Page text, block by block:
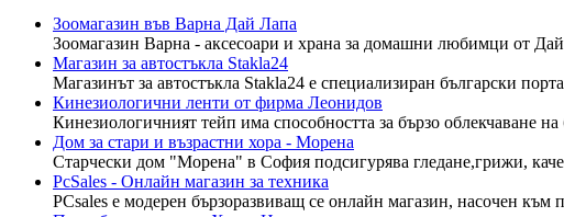
Зоомагазин във Варна Дай Лапа
Зоомагазин Варна - аксесоари и храна за домашни любимци от
Магазин за автостъкла Stakla24
Магазинът за автостъкла Stakla24 е специализиран български
Кинезиологични ленти от фирма Леонидов
Кинезиологичният тейп има способността за бързо облекчаване
Дом за стари и възрастни хора - Морена
Старчески дом "Морена" в София подсигурява гледане,грижи,
PcSales - Онлайн магазин за техника
PCsales е модерен бързоразвиващ се онлайн магазин, насочен